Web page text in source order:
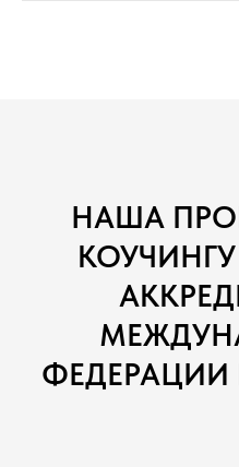
НАША
ФЕДЕРАЦИИ